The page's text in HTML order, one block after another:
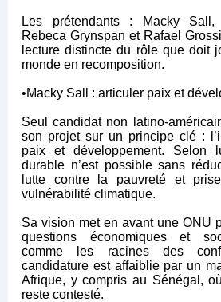
Les prétendants : Macky Sall,
Rebeca Grynspan et Rafael
lecture distincte du rôle que doit
monde en recomposition.
•Macky Sall : articuler paix et
Seul candidat non latino-
son projet sur un principe clé :
paix et développement. Selon
durable n’est possible sans
lutte contre la pauvreté et
vulnérabilité climatique.
Sa vision met en avant une ONU
questions économiques et
comme les racines des
candidature est affaiblie par un
Afrique, y compris au Sénégal,
reste contesté.